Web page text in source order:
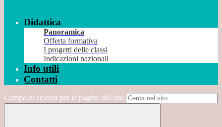
Didattica
Panoramica
Offerta formativa
I progetti delle classi
Indicazioni nazionali
Info utili
Contatti
Campo di ricerca per le pagine del sito